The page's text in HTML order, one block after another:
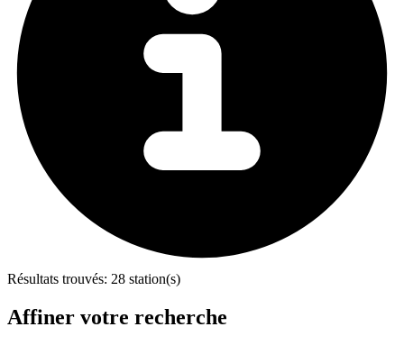
Résultats trouvés: 28 station(s)
Affiner votre recherche